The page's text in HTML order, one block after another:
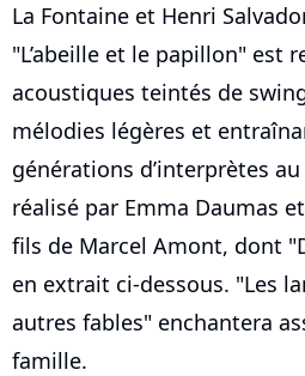
La Fontaine et Henri
"L’abeille et le papillon" est
acoustiques teintés de
mélodies légères et
générations d’interprètes
réalisé par Emma Daumas
fils de Marcel Amont, dont
en extrait ci-dessous. "Les
autres fables" enchantera
famille.